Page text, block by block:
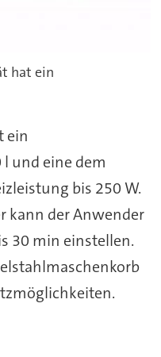
hat ein
ein
und eine dem
bis 250 W.
kann der Anwender
30 min einstellen.